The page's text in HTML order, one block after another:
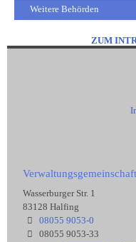
Weitere Behörden
ZUM
Wasserburger Str. 1
83128 Halfing
08055 9053-0
08055 9053-33